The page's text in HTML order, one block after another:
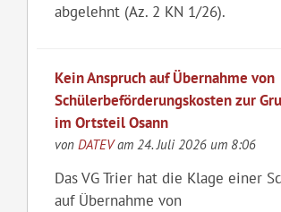
abgelehnt (Az. 2 KN 1/26).
Kein Anspruch auf Übernahme von
Schülerbeförderungskosten zur
im Ortsteil Osann
von DATEVam 24. Juli 2026 um 8:06
Das VG Trier hat die Klage einer
auf Übernahme von